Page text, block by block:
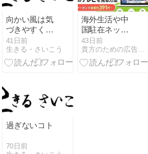
日」 編
向かい風は気
づきやすく…
41日前
生きる・さいこう
海外生活や中
国駐在ネット
規制旅行時セ
キュリティの
重い悩み解消
43日前
過ぎないコト
70日前